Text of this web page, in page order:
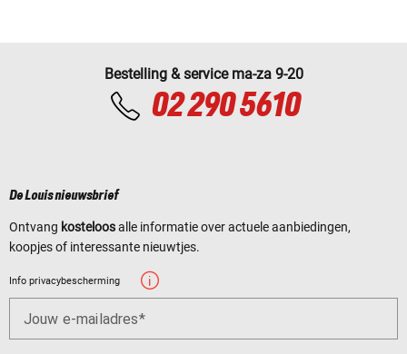
Bestelling & service ma-za 9-20
02 290 5610
De Louis nieuwsbrief
Ontvang kosteloosalle informatie over actuele aanbiedingen,
koopjes of interessante nieuwtjes.
Info privacybescherming
Jouw e-mailadres